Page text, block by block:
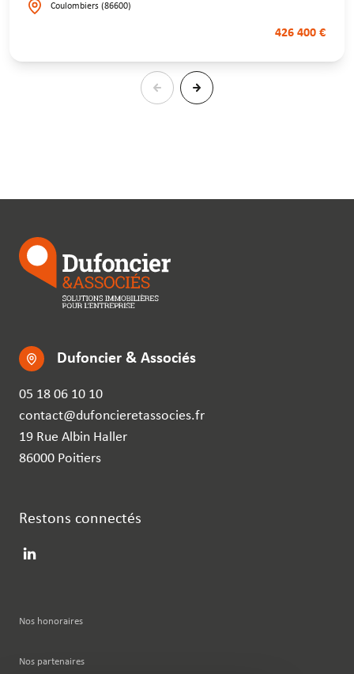
Coulombiers (86600)
426 400 €
Dufoncier & Associés
05 18 06 10 10
contact@dufoncieretassocies.fr
19 Rue Albin Haller
86000 Poitiers
Restons connectés
Nos honoraires
Nos partenaires